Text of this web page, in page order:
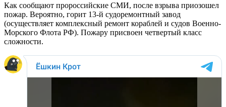
Как сообщают пророссийские СМИ, после взрыва приозошел
пожар. Вероятно, горит 13-й судоремонтный завод
(осуществляет комплексный ремонт кораблей и судов Военно-
Морского Флота РФ). Пожару присвоен четвертый класс
сложности.